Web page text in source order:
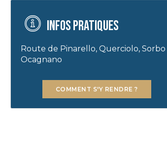
Infos pratiques
Route de Pinarello, Querciolo, Sorbo
Ocagnano
COMMENT S'Y RENDRE ?